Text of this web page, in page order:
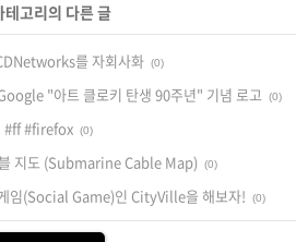
테고리의 다른 글
를 자회사화 (0)
"아트 클로키 탄생 90주년" 기념 로고
(0)
#ff #firefox (0)
지도 (Submarine Cable Map)
(0)
임(Social Game)인 CityVille을 해보자!
(0)